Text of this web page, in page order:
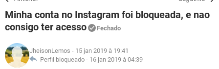
INSTAGRAM GMAIL
GUIA DE COMPRAS
OUTLOOK
GUIA DE COMPRAS
JOGOS WHATSAPP
CELULAR FACEBOOK
OUTLOOK EXCEL
INSTAGRAM
FÓRUM
CELULAR FACEBOOK
GLOSSÁRIO
JOGOS
Minha conta no Instagram foi bloqueada, e nao
consigo ter acesso
Fechado
JheisonLemos - 15 jan 2019 à 19:41
Perfil bloqueado - 16 jan 2019 à 04:39